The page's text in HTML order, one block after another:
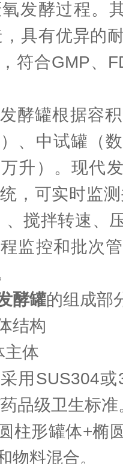
发酵过程。
具有优异的
符合GMP、
罐根据容积
）、中试罐（
升）。现代
，可实时监
、搅拌转速、
监控和批次
酵罐的组成部
构
体
SUS304或
品级卫生标准
形罐体+椭圆
物料混合。